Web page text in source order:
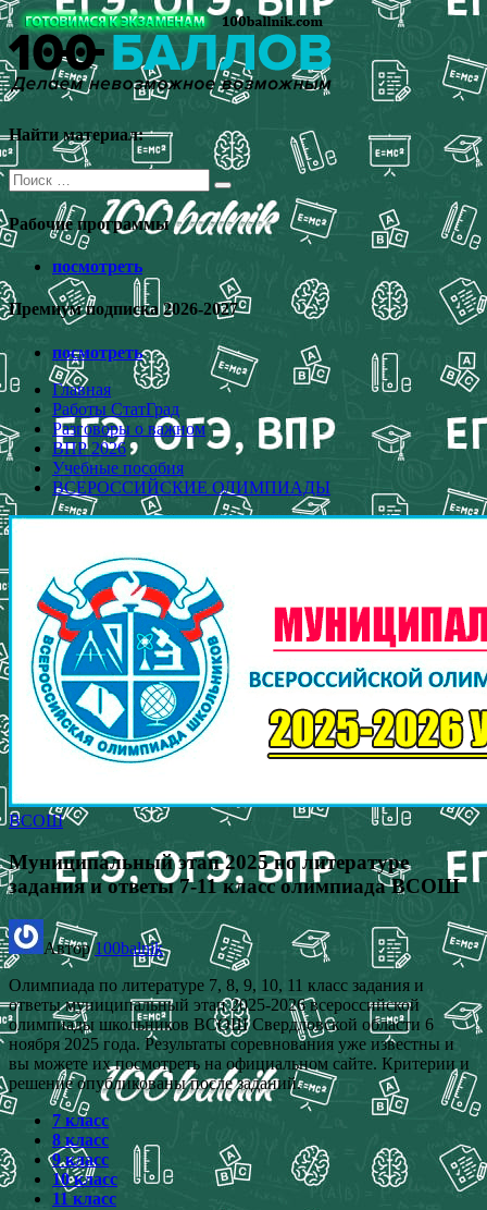
Перейти
к
содержимому
Найти материал:
Поиск
для:
Рабочие программы
посмотреть
Премиум подписка 2026-2027
посмотреть
Главная
Работы СтатГрад
Разговоры о важном
ВПР 2026
Учебные пособия
ВСЕРОССИЙСКИЕ ОЛИМПИАДЫ
ВСОШ
Муниципальный этап 2025 по литературе
задания и ответы 7-11 класс олимпиада ВСОШ
Автор100balnik
Олимпиада по литературе 7, 8, 9, 10, 11 класс задания и
ответы муниципальный этап 2025-2026 всероссийской
олимпиады школьников ВСОШ Свердловской области 6
ноября 2025 года. Результаты соревнования уже известны и
вы можете их посмотреть на официальном сайте. Критерии и
решение опубликованы после заданий.
7 класс
8 класс
9 класс
10 класс
11 класс